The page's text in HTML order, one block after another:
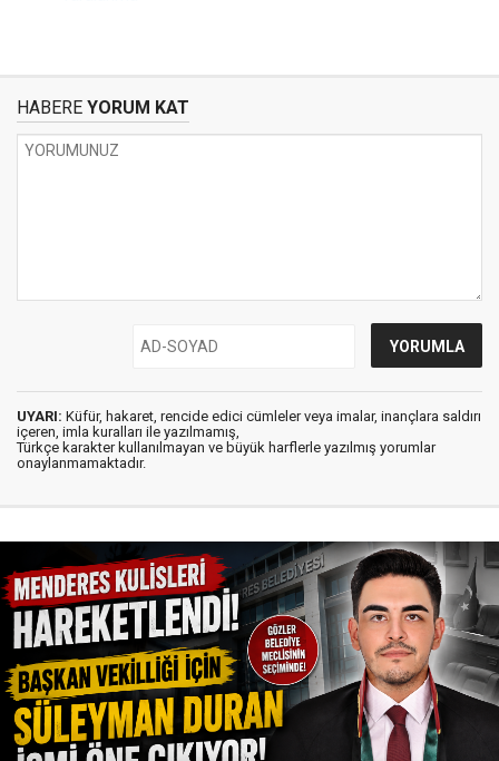
HABERE YORUM KAT
UYARI: Küfür, hakaret, rencide edici cümleler veya imalar, inançlara saldırı
içeren, imla kuralları ile yazılmamış,
Türkçe karakter kullanılmayan ve büyük harflerle yazılmış yorumlar
onaylanmamaktadır.